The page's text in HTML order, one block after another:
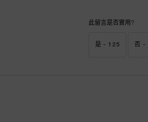
此留言是否實用?
是 - 125 否 -